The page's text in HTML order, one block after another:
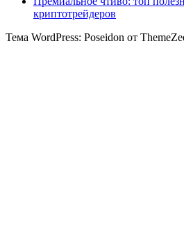
криптотрейдеров
Тема WordPress: Poseidon от